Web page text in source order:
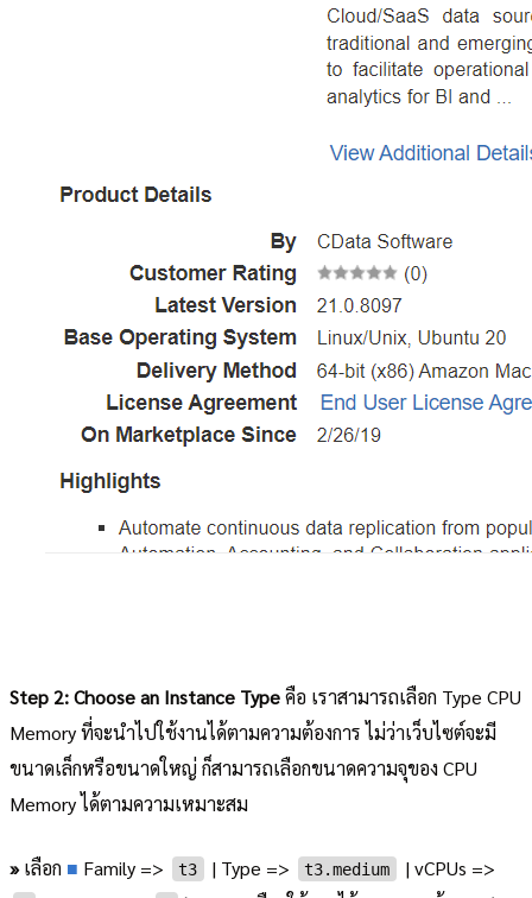
Step 2: Choose an Instance Typeคือ เราสามารถเลือก Type CPU
Memory ที่จะนำไปใช้งานได้ตามความต้องการ ไม่ว่าเว็บไซต์จะมี
ขนาดเล็กหรือขนาดใหญ่ ก็สามารถเลือกขนาดความจุของ CPU
Memory ได้ตามความเหมาะสม
»เลือก ■ Family => t3 | Type => t3.medium | vCPUs =>